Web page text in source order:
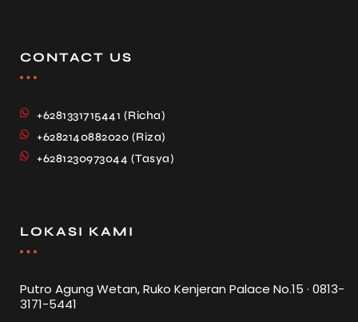
CONTACT US
+6281331715441 (Richa)
+6282140882020 (Riza)
+6281230973044 (Tasya)
LOKASI KAMI
Putro Agung Wetan, Ruko Kenjeran Palace No.15 · 0813-
3171-5441